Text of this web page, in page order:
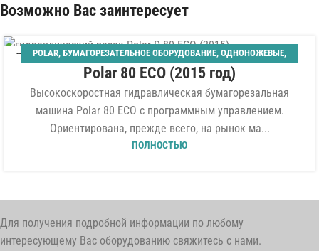
Возможно Вас заинтересует
06 POLAR, БУМАГОРЕЗАТЕЛЬНОЕ ОБОРУДОВАНИЕ, ОДНОНОЖЕВЫЕ,
ШИРИНА 800 ММ
Polar 80 ECO (2015 год)
Высокоскоростная гидравлическая бумагорезальная
машина Polar 80 ECO с программным управлением.
Ориентирована, прежде всего, на рынок ма...
ПОЛНОСТЬЮ
Для получения подробной информации по любому
интересующему Вас оборудованию свяжитесь с нами.